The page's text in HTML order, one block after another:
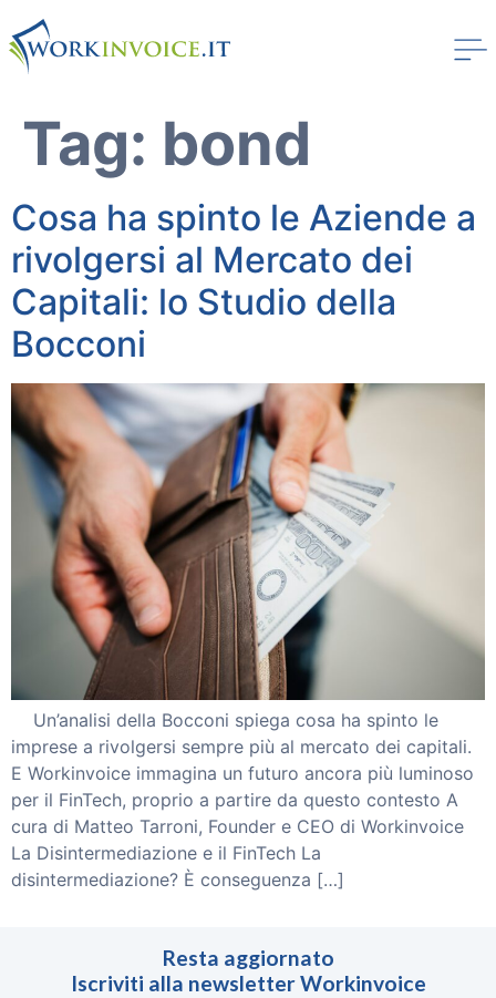
Workinvoice
Chi Siamo
I nostri clienti
Stampa
Soluzioni
Invoice Trading
Smart Reverse
Partnership
Partner
Investitori
Blog
Contattaci
ACCEDI
Tag: bond
Cosa ha spinto le Aziende a
rivolgersi al Mercato dei
Capitali: lo Studio della
Bocconi
Un’analisi della Bocconi spiega cosa ha spinto le
imprese a rivolgersi sempre più al mercato dei capitali.
E Workinvoice immagina un futuro ancora più luminoso
per il FinTech, proprio a partire da questo contesto A
cura di Matteo Tarroni, Founder e CEO di Workinvoice
La Disintermediazione e il FinTech La
disintermediazione? È conseguenza […]
Resta aggiornato
Iscriviti alla newsletter Workinvoice